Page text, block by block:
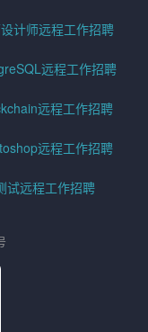
计师远程工作招聘
远程工作招聘
远程工作招聘
远程工作招聘
试远程工作招聘